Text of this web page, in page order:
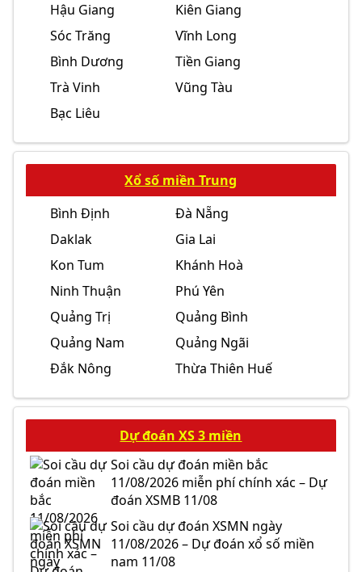
Hậu Giang
Kiên Giang
Sóc Trăng
Vĩnh Long
Bình Dương
Tiền Giang
Trà Vinh
Vũng Tàu
Bạc Liêu
Xổ số miền Trung
Bình Định
Đà Nẵng
Daklak
Gia Lai
Kon Tum
Khánh Hoà
Ninh Thuận
Phú Yên
Quảng Trị
Quảng Bình
Quảng Nam
Quảng Ngãi
Đắk Nông
Thừa Thiên Huế
Dự đoán XS 3 miền
Soi cầu dự đoán miền bắc
11/08/2026 miễn phí chính xác – Dự
đoán XSMB 11/08
Soi cầu dự đoán XSMN ngày
11/08/2026 – Dự đoán xổ số miền
nam 11/08